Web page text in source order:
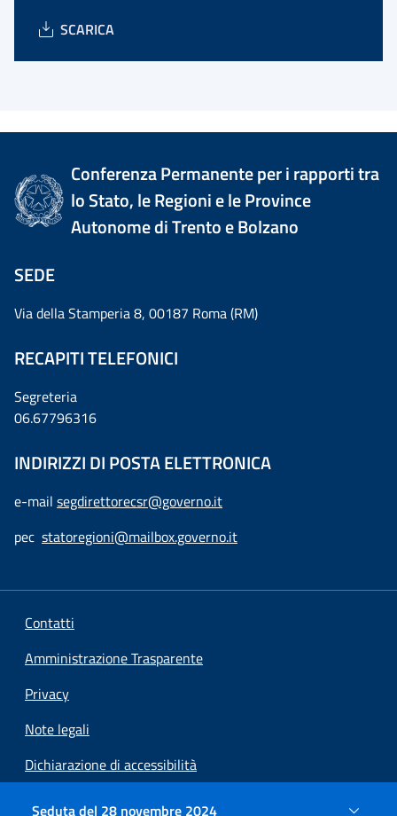
Seduta del 28 novembre 2024
SCARICA
Conferenza Permanente per i rapporti tra
lo Stato, le Regioni e le Province
Autonome di Trento e Bolzano
SEDE
Via della Stamperia 8, 00187 Roma (RM)
RECAPITI TELEFONICI
Segreteria
06.67796316
INDIRIZZI DI POSTA ELETTRONICA
e-mail segdirettorecsr@governo.it
pec statoregioni@mailbox.governo.it
Contatti
Amministrazione Trasparente
Privacy
Note legali
Dichiarazione di accessibilità
Preferenze cookie